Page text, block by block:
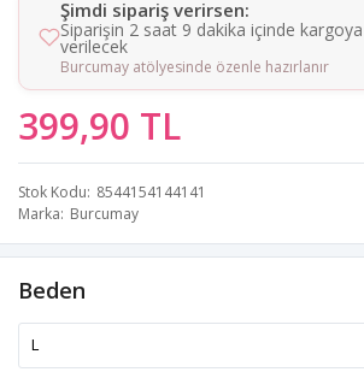
Şimdi sipariş verirsen:
Siparişin 2 saat 9 dakika içinde kargoya
verilecek
Burcumay atölyesinde özenle hazırlanır
399,90 TL
Stok Kodu 8544154144141
Marka Burcumay
Beden